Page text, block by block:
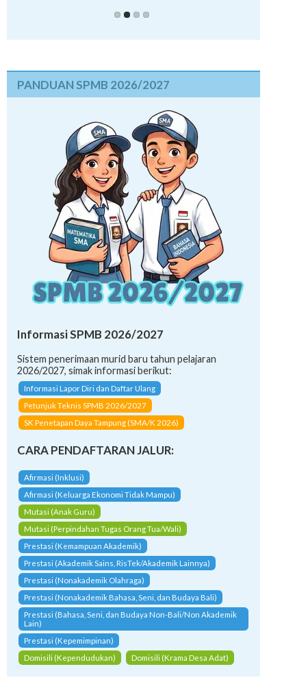
PANDUAN SPMB 2026/2027
Informasi SPMB 2026/2027
Sistem penerimaan murid baru tahun pelajaran
2026/2027, simak informasi berikut:
Informasi Lapor Diri dan Daftar Ulang
Petunjuk Teknis SPMB 2026/2027
SK Penetapan Daya Tampung (SMA/K 2026)
CARA PENDAFTARAN JALUR:
Afirmasi (Inklusi)
Afirmasi (Keluarga Ekonomi Tidak Mampu)
Mutasi (Anak Guru)
Mutasi (Perpindahan Tugas Orang Tua/Wali)
Prestasi (Kemampuan Akademik)
Prestasi (Akademik Sains, RisTek/Akademik Lainnya)
Prestasi (Nonakademik Olahraga)
Prestasi (Nonakademik Bahasa, Seni, dan Budaya Bali)
Prestasi (Bahasa, Seni, dan Budaya Non-Bali/Non Akademik
Lain)
Prestasi (Kepemimpinan)
Domisili (Kependudukan)
Domisili (Krama Desa Adat)